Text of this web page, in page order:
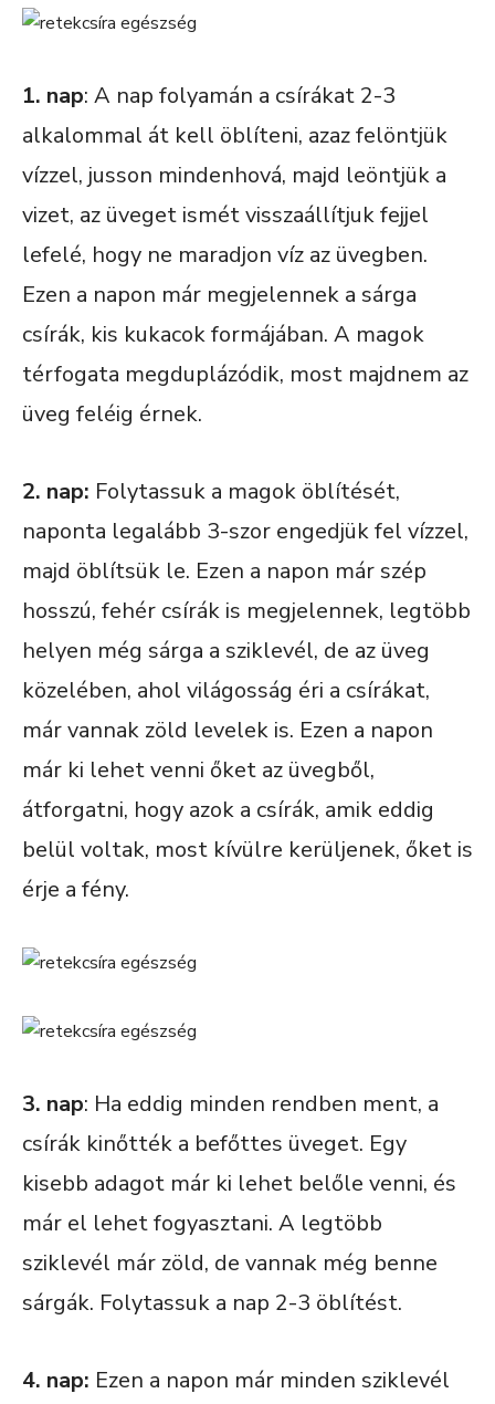
1. nap: A nap folyamán a csírákat 2-3
alkalommal át kell öblíteni, azaz felöntjük
vízzel, jusson mindenhová, majd leöntjük a
vizet, az üveget ismét visszaállítjuk fejjel
lefelé, hogy ne maradjon víz az üvegben.
Ezen a napon már megjelennek a sárga
csírák, kis kukacok formájában. A magok
térfogata megduplázódik, most majdnem az
üveg feléig érnek.
2. nap: Folytassuk a magok öblítését,
naponta legalább 3-szor engedjük fel vízzel,
majd öblítsük le. Ezen a napon már szép
hosszú, fehér csírák is megjelennek, legtöbb
helyen még sárga a sziklevél, de az üveg
közelében, ahol világosság éri a csírákat,
már vannak zöld levelek is. Ezen a napon
már ki lehet venni őket az üvegből,
átforgatni, hogy azok a csírák, amik eddig
belül voltak, most kívülre kerüljenek, őket is
érje a fény.
3. nap: Ha eddig minden rendben ment, a
csírák kinőtték a befőttes üveget. Egy
kisebb adagot már ki lehet belőle venni, és
már el lehet fogyasztani. A legtöbb
sziklevél már zöld, de vannak még benne
sárgák. Folytassuk a nap 2-3 öblítést.
4. nap: Ezen a napon már minden sziklevél